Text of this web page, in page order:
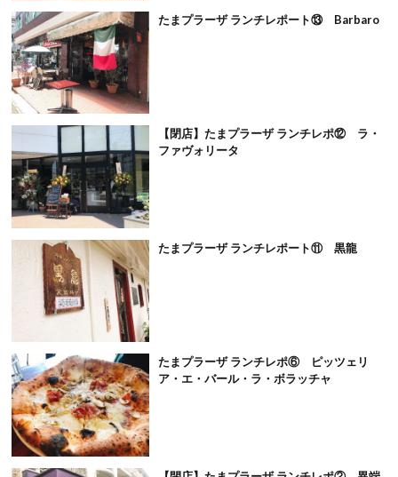
たまプラーザ ランチレポート⑬ Barbaro
【閉店】たまプラーザ ランチレポ⑫ ラ・
ファヴォリータ
たまプラーザ ランチレポート⑪ 黒龍
たまプラーザ ランチレポ⑥ ピッツェリ
ア・エ・バール・ラ・ボラッチャ